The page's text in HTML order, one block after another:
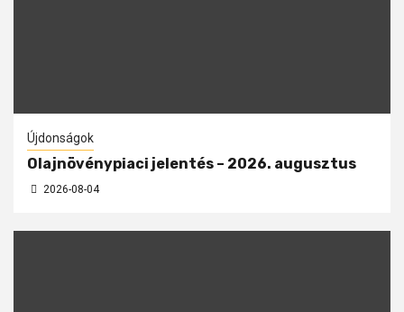
Újdonságok
Olajnövénypiaci jelentés – 2026. augusztus
2026-08-04